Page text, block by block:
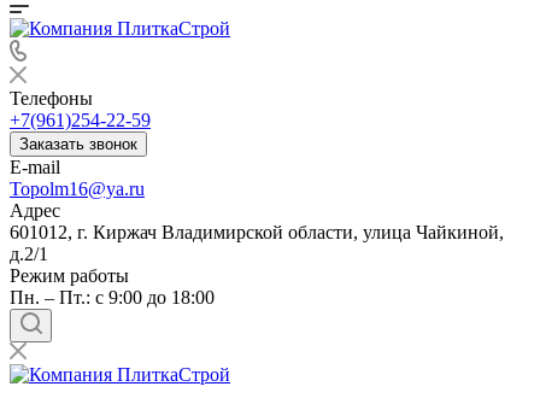
Телефоны
+7(961)254-22-59
Заказать звонок
E-mail
Topolm16@ya.ru
Адрес
601012, г. Киржач Владимирской области, улица Чайкиной,
д.2/1
Режим работы
Пн. – Пт.: с 9:00 до 18:00